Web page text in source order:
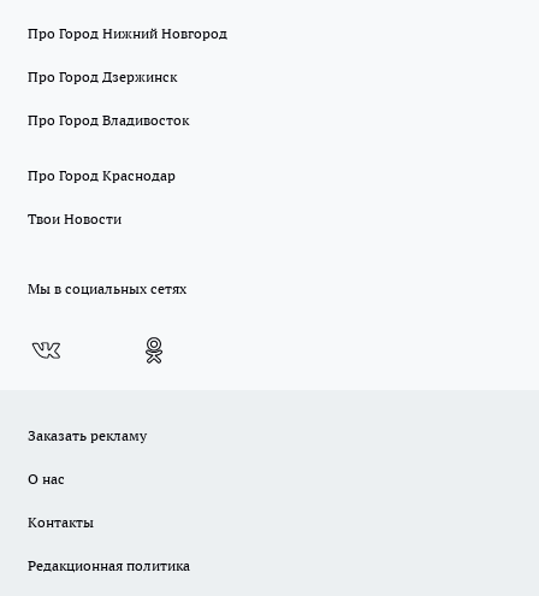
Про Город Нижний Новгород
Про Город Дзержинск
Про Город Владивосток
Про Город Краснодар
Твои Новости
Мы в социальных сетях
Заказать рекламу
О нас
Контакты
Редакционная политика